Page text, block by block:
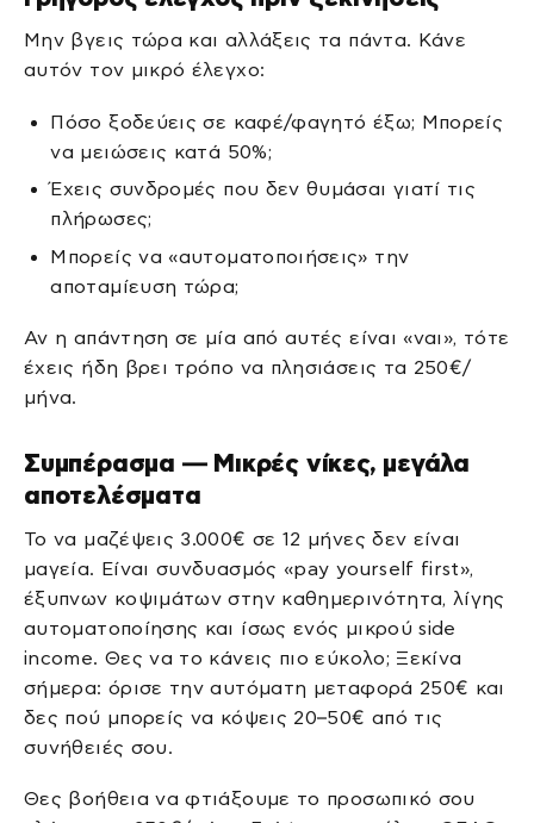
Μην βγεις τώρα και αλλάξεις τα πάντα. Κάνε
αυτόν τον μικρό έλεγχο:
Πόσο ξοδεύεις σε καφέ/φαγητό έξω; Μπορείς
να μειώσεις κατά 50%;
Έχεις συνδρομές που δεν θυμάσαι γιατί τις
πλήρωσες;
Μπορείς να «αυτοματοποιήσεις» την
αποταμίευση τώρα;
Αν η απάντηση σε μία από αυτές είναι «ναι», τότε
έχεις ήδη βρει τρόπο να πλησιάσεις τα 250€/
μήνα.
Συμπέρασμα — Μικρές νίκες, μεγάλα
αποτελέσματα
Το να μαζέψεις 3.000€ σε 12 μήνες δεν είναι
μαγεία. Είναι συνδυασμός «pay yourself first»,
έξυπνων κοψιμάτων στην καθημερινότητα, λίγης
αυτοματοποίησης και ίσως ενός μικρού side
income. Θες να το κάνεις πιο εύκολο; Ξεκίνα
σήμερα: όρισε την αυτόματη μεταφορά 250€ και
δες πού μπορείς να κόψεις 20–50€ από τις
συνήθειές σου.
Θες βοήθεια να φτιάξουμε το προσωπικό σου